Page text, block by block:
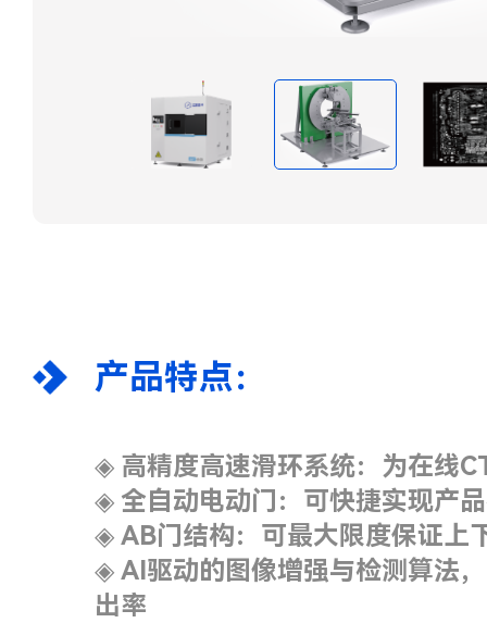
产品特点：
◈ 高精度高速滑环系统：为在线
◈ 全自动电动门：可快捷实现产
◈ AB门结构：可最大限度保证上
◈ AI驱动的图像增强与检测算法
出率